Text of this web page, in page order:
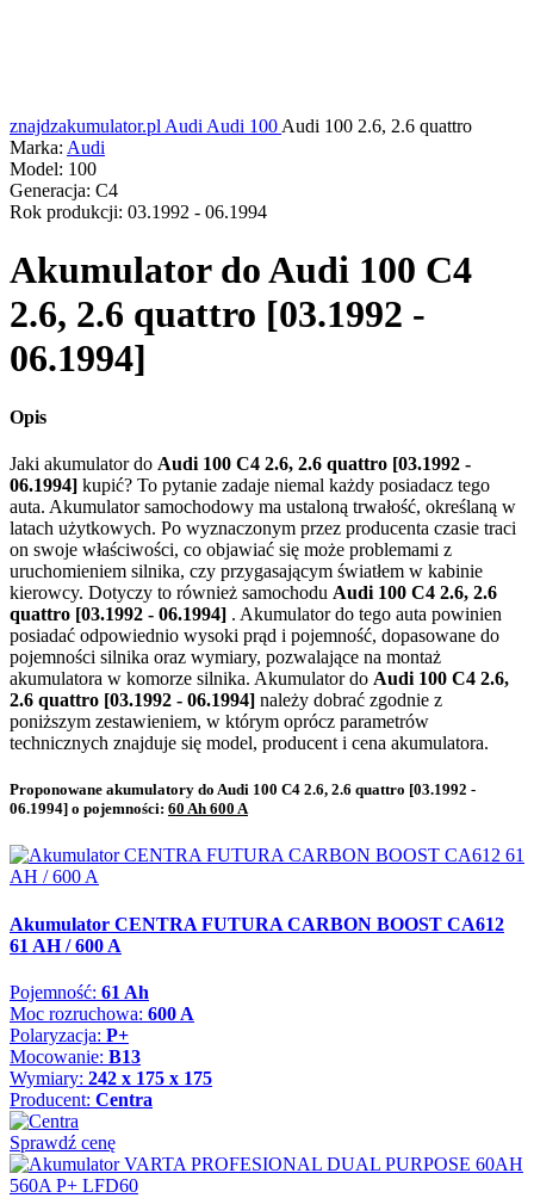
znajdzakumulator.pl Audi Audi 100 Audi 100 2.6, 2.6 quattro
Marka: Audi
Model: 100
Generacja: C4
Rok produkcji: 03.1992 - 06.1994
Akumulator doAudi 100 C4
2.6, 2.6 quattro [03.1992 -
06.1994]
Opis
Jaki akumulator do Audi 100 C4 2.6, 2.6 quattro [03.1992 -
06.1994] kupić? To pytanie zadaje niemal każdy posiadacz tego
auta. Akumulator samochodowy ma ustaloną trwałość, określaną w
latach użytkowych. Po wyznaczonym przez producenta czasie traci
on swoje właściwości, co objawiać się może problemami z
uruchomieniem silnika, czy przygasającym światłem w kabinie
kierowcy. Dotyczy to również samochodu Audi 100 C4 2.6, 2.6
quattro [03.1992 - 06.1994] . Akumulator do tego auta powinien
posiadać odpowiednio wysoki prąd i pojemność, dopasowane do
pojemności silnika oraz wymiary, pozwalające na montaż
akumulatora w komorze silnika. Akumulator do Audi 100 C4 2.6,
2.6 quattro [03.1992 - 06.1994] należy dobrać zgodnie z
poniższym zestawieniem, w którym oprócz parametrów
technicznych znajduje się model, producent i cena akumulatora.
Proponowane akumulatory do Audi 100 C4 2.6, 2.6 quattro [03.1992 -
06.1994] o pojemności: 60 Ah 600 A
Akumulator CENTRA FUTURA CARBON BOOST CA612
61 AH / 600 A
Pojemność: 61 Ah
Moc rozruchowa: 600 A
Polaryzacja: P+
Mocowanie: B13
Wymiary: 242 x 175 x 175
Producent: Centra
Sprawdź cenę